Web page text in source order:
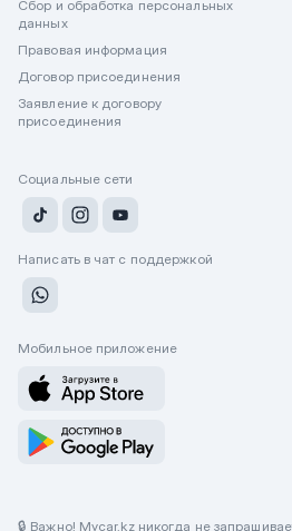
Сбор и обработка персональных
данных
Правовая информация
Договор присоединения
Заявление к договору
присоединения
Социальные сети
Написать в чат с поддержкой
Мобильное приложение
🔒 Важно! Mycar.kz никогда не